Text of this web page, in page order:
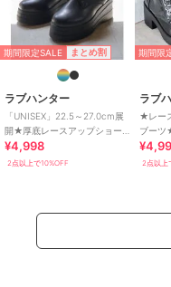
期間限定SALE まとめ割
ラブハンター
「UNISEX」22.5～27.0cm展
開★厚底レースアップショー
トブーツ★1617
¥4,998
2点以上で10%OFF
期間限
ラブ
★レー
ブーツ
2点以上